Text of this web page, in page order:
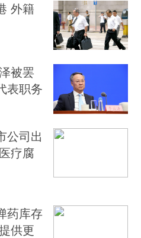
外籍
被罢
表职务
公司出
疗腐
药库存
供更